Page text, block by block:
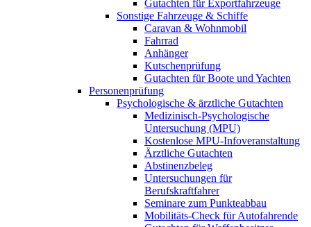
Gutachten für Exportfahrzeuge
Sonstige Fahrzeuge & Schiffe
Caravan & Wohnmobil
Fahrrad
Anhänger
Kutschenprüfung
Gutachten für Boote und Yachten
Personenprüfung
Psychologische & ärztliche Gutachten
Medizinisch-Psychologische
Untersuchung (MPU)
Kostenlose MPU-Infoveranstaltung
Ärztliche Gutachten
Abstinenzbeleg
Untersuchungen für
Berufskraftfahrer
Seminare zum Punkteabbau
Mobilitäts-Check für Autofahrende